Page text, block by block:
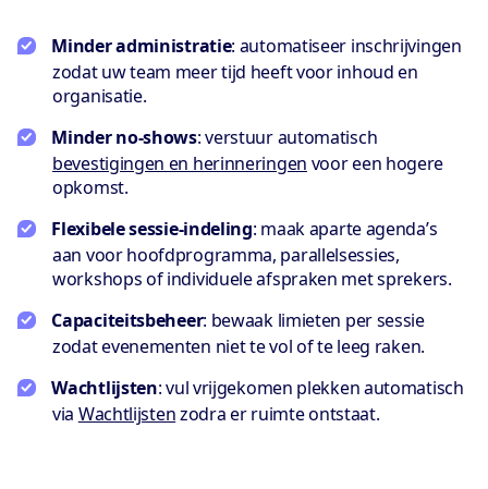
Minder administratie: automatiseer inschrijvingen
zodat uw team meer tijd heeft voor inhoud en
organisatie.
Minder no-shows: verstuur automatisch
bevestigingen en herinneringen voor een hogere
opkomst.
Flexibele sessie-indeling: maak aparte agenda’s
aan voor hoofdprogramma, parallelsessies,
workshops of individuele afspraken met sprekers.
Capaciteitsbeheer: bewaak limieten per sessie
zodat evenementen niet te vol of te leeg raken.
Wachtlijsten: vul vrijgekomen plekken automatisch
via Wachtlijstenzodra er ruimte ontstaat.